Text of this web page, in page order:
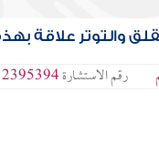
علاقة
رقم الاستشارة2395394